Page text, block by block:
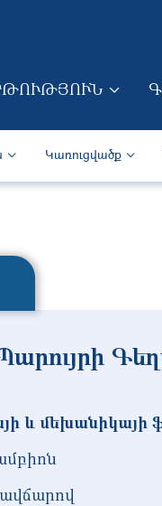
navigation
Կառուցվածք
և մեխանիկայի